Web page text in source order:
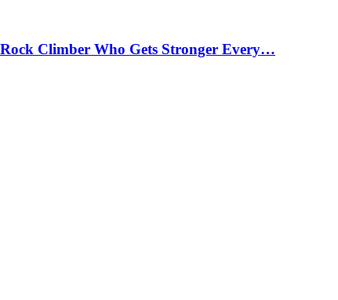
Climber Who Gets Stronger Every…